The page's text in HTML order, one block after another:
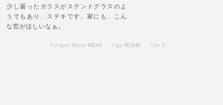
少し曇ったガラスがステンドグラスのよ
うでもあり、ステキです。家にも、こん
な窓がほしいなぁ。
Category Sony NEX6 Tags明治村 Cmt 0